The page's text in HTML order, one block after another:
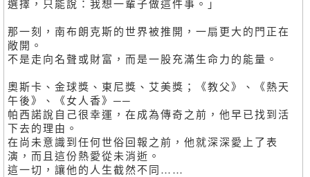
選擇，只能說：我想一輩子做這件事。」
那一刻，南布朗克斯的世界被推開，一扇更大的門正在
敞開。
不是走向名聲或財富，而是一股充滿生命力的能量。
奧斯卡、金球獎、東尼獎、艾美獎；《教父》、《熱天
午後》、《女人香》──
帕西諾說自己很幸運，在成為傳奇之前，他早已找到活
下去的理由。
在尚未意識到任何世俗回報之前，他就深深愛上了表
演，而且這份熱愛從未消逝。
這一切，讓他的人生截然不同……